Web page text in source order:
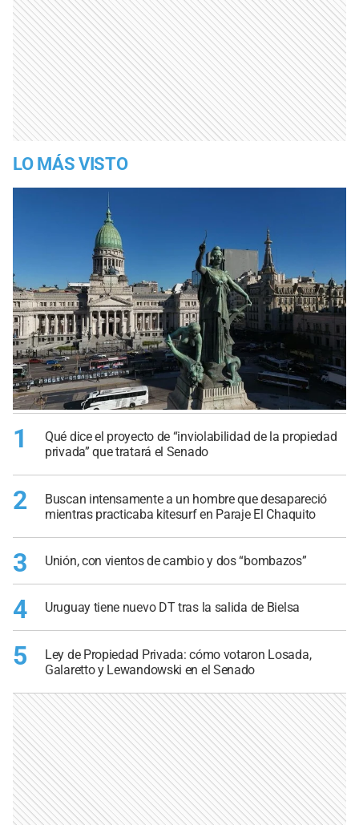
LO MÁS VISTO
1
Qué dice el proyecto de “inviolabilidad de la propiedad
privada” que tratará el Senado
2
Buscan intensamente a un hombre que desapareció
mientras practicaba kitesurf en Paraje El Chaquito
3 Unión, con vientos de cambio y dos “bombazos”
4 Uruguay tiene nuevo DT tras la salida de Bielsa
5
Ley de Propiedad Privada: cómo votaron Losada,
Galaretto y Lewandowski en el Senado